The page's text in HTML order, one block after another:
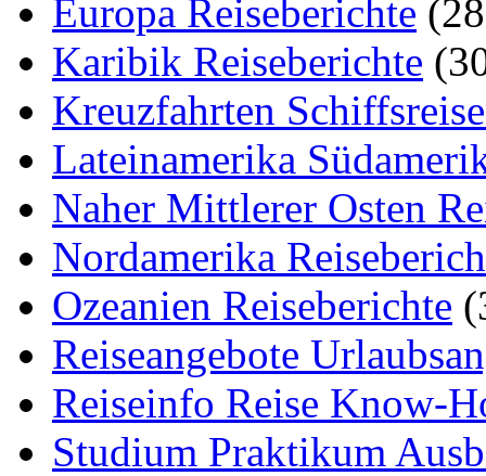
Europa Reiseberichte
Karibik Reiseberichte
Kreuzfahrten
Lateinamerika
Naher Mittlerer Osten
Nordamerika
Ozeanien Reiseberichte
Reiseangebote
Reiseinfo Reise Know-
Studium Praktikum